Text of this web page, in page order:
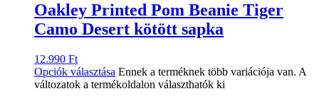
Oakley Printed Pom Beanie Tiger
Camo Desert kötött sapka
12.990 Ft
Opciók választása Ennek a terméknek több variációja van. A
változatok a termékoldalon választhatók ki